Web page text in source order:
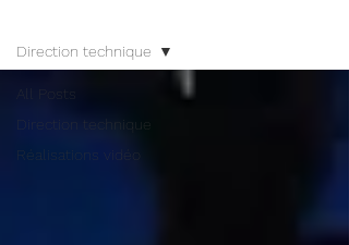
Direction technique
Réalisations vidéo
Direction technique